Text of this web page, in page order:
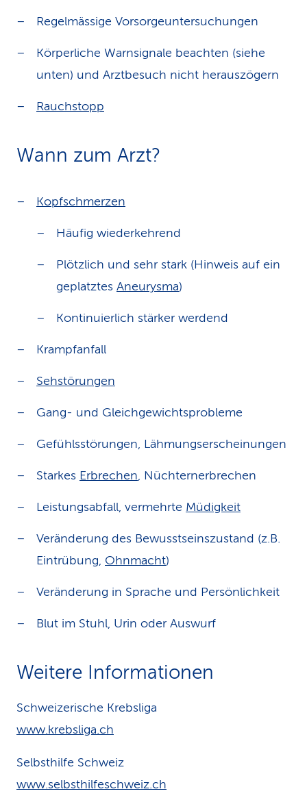
Regelmässige Vorsorgeuntersuchungen
Körperliche Warnsignale beachten (siehe
unten) und Arztbesuch nicht herauszögern
Rauchstopp
Wann zum Arzt?
Kopfschmerzen
Häufig wiederkehrend
Plötzlich und sehr stark (Hinweis auf ein
geplatztes Aneurysma)
Kontinuierlich stärker werdend
Krampfanfall
Sehstörungen
Gang- und Gleichgewichtsprobleme
Gefühlsstörungen, Lähmungserscheinungen
Starkes Erbrechen, Nüchternerbrechen
Leistungsabfall, vermehrte Müdigkeit
Veränderung des Bewusstseinszustand (z.B.
Eintrübung, Ohnmacht)
Veränderung in Sprache und Persönlichkeit
Blut im Stuhl, Urin oder Auswurf
Weitere Informationen
Schweizerische Krebsliga
www.krebsliga.ch
Selbsthilfe Schweiz
www.selbsthilfeschweiz.ch